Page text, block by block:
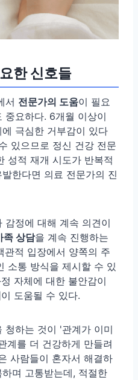
한 신호들
서 전문가의 도움이 필요
중요하다. 6개월 이상이
극심한 거부감이 있다
있으므로 정신 건강 전문
성적 재개 시도가 반복적
한다면 의료 전문가의 진
감정에 대해 계속 의견이
족 상담을 계속 진행하는
관적 입장에서 양쪽의 주
소통 방식을 제시할 수 있
자체에 대한 불안감이
이 도움될 수 있다.
청하는 것이 '관계가 이미
계를 더 건강하게 만들려
사람들이 혼자서 해결하
며 고통받는데, 적절한